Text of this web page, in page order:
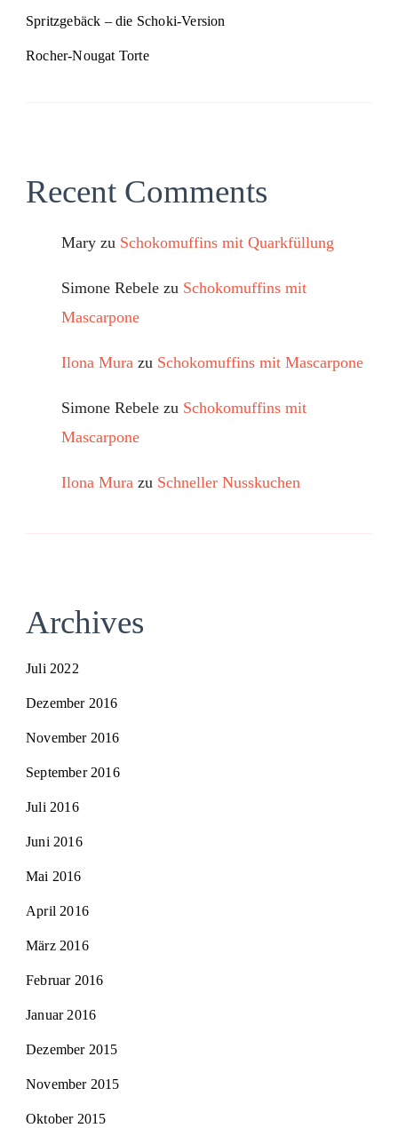
Spritzgebäck – die Schoki-Version
Rocher-Nougat Torte
Recent Comments
Mary zu Schokomuffins mit Quarkfüllung
Simone Rebele zu Schokomuffins mit
Mascarpone
Ilona Mura zu Schokomuffins mit Mascarpone
Simone Rebele zu Schokomuffins mit
Mascarpone
Ilona Mura zu Schneller Nusskuchen
Archives
Juli 2022
Dezember 2016
November 2016
September 2016
Juli 2016
Juni 2016
Mai 2016
April 2016
März 2016
Februar 2016
Januar 2016
Dezember 2015
November 2015
Oktober 2015